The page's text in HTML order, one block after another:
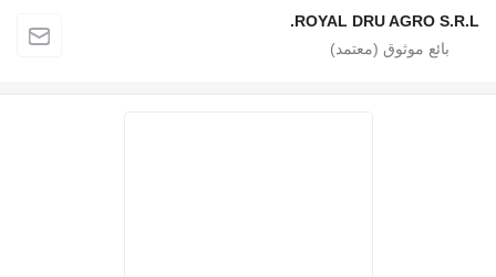
ROYAL DRU AGRO S.R.L.